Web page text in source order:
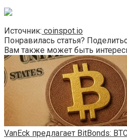
Источник: coinspot.io
Понравилась статья?
Вам также может быть
VanEck предлагает BitBonds: